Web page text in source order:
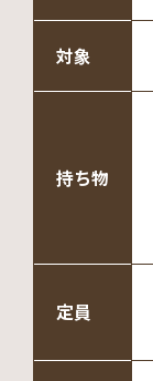
対象
持ち物
定員